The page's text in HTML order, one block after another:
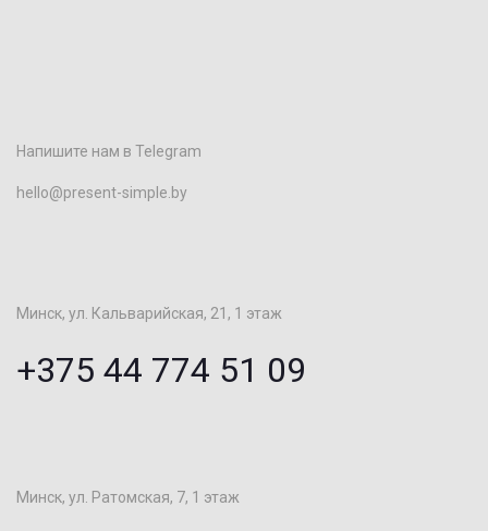
Напишите нам в Telegram
hello@present-simple.by
Минск, ул. Кальварийская, 21, 1 этаж
+375 44 774 51 09
Минск, ул. Ратомская, 7, 1 этаж